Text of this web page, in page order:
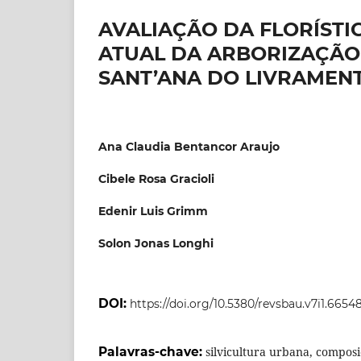
AVALIAÇÃO DA
ATUAL DA
SANT’ANA DO
Ana Claudia Bentancor Araujo
Cibele Rosa Gracioli
Edenir Luis Grimm
Solon Jonas Longhi
DOI: https://doi.org/10.5380/
Palavras-chave: silvicultura urbana,